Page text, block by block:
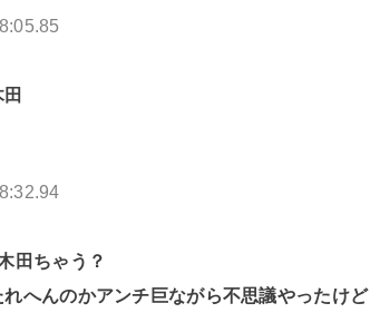
田ちゃう？
へんのかアンチ巨ながら不思議やったけど